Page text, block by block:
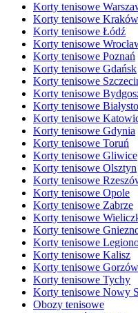
Korty tenisowe
Korty tenisowe Kraków
Korty tenisowe Łódź
Korty tenisowe
Korty tenisowe Poznań
Korty tenisowe Gdańsk
Korty tenisowe
Korty tenisowe
Korty tenisowe
Korty tenisowe
Korty tenisowe Gdynia
Korty tenisowe Toruń
Korty tenisowe Gliwice
Korty tenisowe Olsztyn
Korty tenisowe
Korty tenisowe Opole
Korty tenisowe Zabrze
Korty tenisowe
Korty tenisowe
Korty tenisowe
Korty tenisowe Kalisz
Korty tenisowe
Korty tenisowe Tychy
Korty tenisowe Nowy
Obozy tenisowe